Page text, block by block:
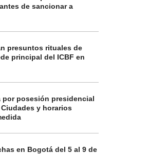
de sancionar a
presuntos rituales de
principal del ICBF en
por posesión presidencial
y horarios
en Bogotá del 5 al 9 de